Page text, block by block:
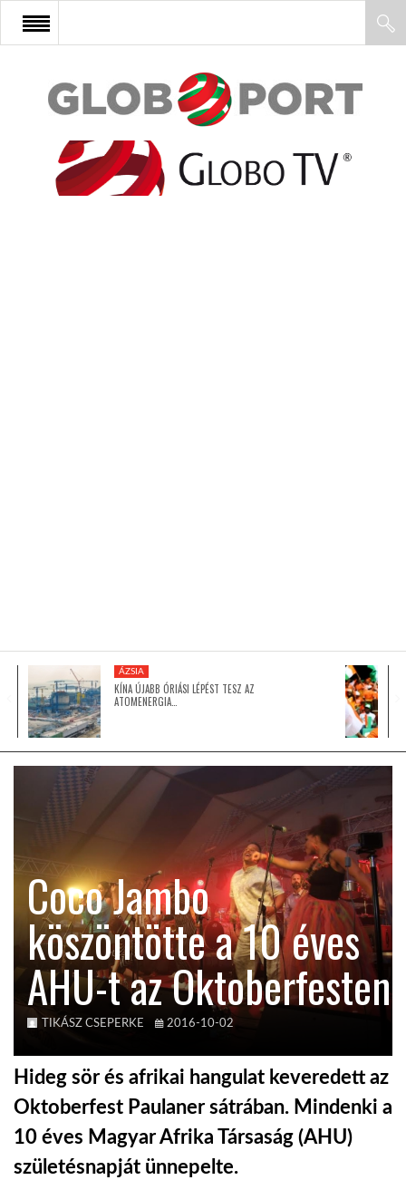
FŐOLDAL
AFRIKA
GLOBOTV BP
GLOBOTV
AFRIKA TUDÁSTÁR
A NAP SZÉPE
LINKTR.EE
GLOBOZSARU
ÁZSIA
KÍNA ÚJABB ÓRIÁSI LÉPÉST TESZ AZ
ATOMENERGIA…
Coco Jambo
köszöntötte a 10 éves
AHU-t az Oktoberfesten
TIKÁSZ CSEPERKE 2016-10-02
Hideg sör és afrikai hangulat keveredett az
Oktoberfest Paulaner sátrában. Mindenki a
10 éves Magyar Afrika Társaság (AHU)
születésnapját ünnepelte.